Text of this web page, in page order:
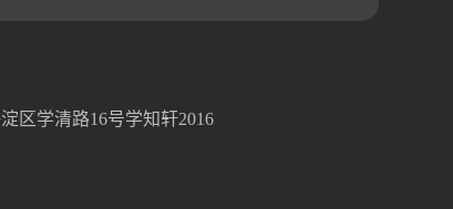
区学清路16号学知轩2016